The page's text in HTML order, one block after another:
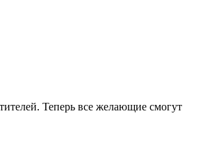
Теперь все желающие смогут